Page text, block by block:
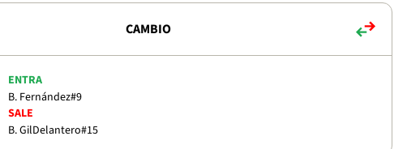
CAMBIO
ENTRA
B. Fernández#9
SALE
B. GilDelantero#15